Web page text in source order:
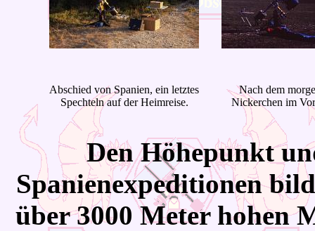
Abschied von Spanien, ein letztes
Spechteln auf der Heimreise.
Nach dem
Nickerchen im
DenHöhepunkt
Spanienexpeditionen
über 3000 Meter hohen